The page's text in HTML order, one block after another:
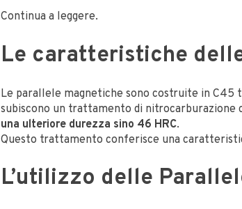
Continua a leggere.
Le caratteristiche
Le parallele magnetiche sono costruite in
subiscono un trattamento di nitrocarburazione
una ulteriore durezza sino 46 HRC.
Questo trattamento conferisce una
L’utilizzo delle